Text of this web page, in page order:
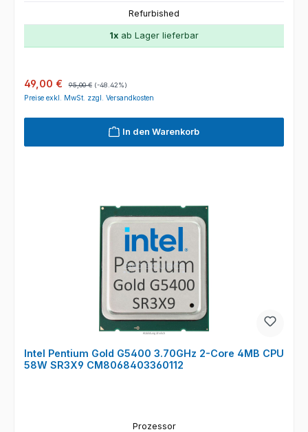
Refurbished
1x ab Lager lieferbar
Verkaufspreis:
49,00 € 95,00 € (-48.42%)
Preise exkl. MwSt. zzgl. Versandkosten
In den Warenkorb
Intel Pentium Gold G5400 3.70GHz 2-Core 4MB CPU
58W SR3X9 CM8068403360112
Prozessor